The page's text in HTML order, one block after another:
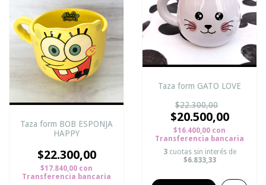
Taza form BOB ESPONJA
HAPPY
$22.300,00
$17.840,00 con
Transferencia bancaria
Taza form GATO LOVE
$22.300,00
$20.500,00
$16.400,00 con
Transferencia bancaria
3 cuotas sin interés de
$6.833,33